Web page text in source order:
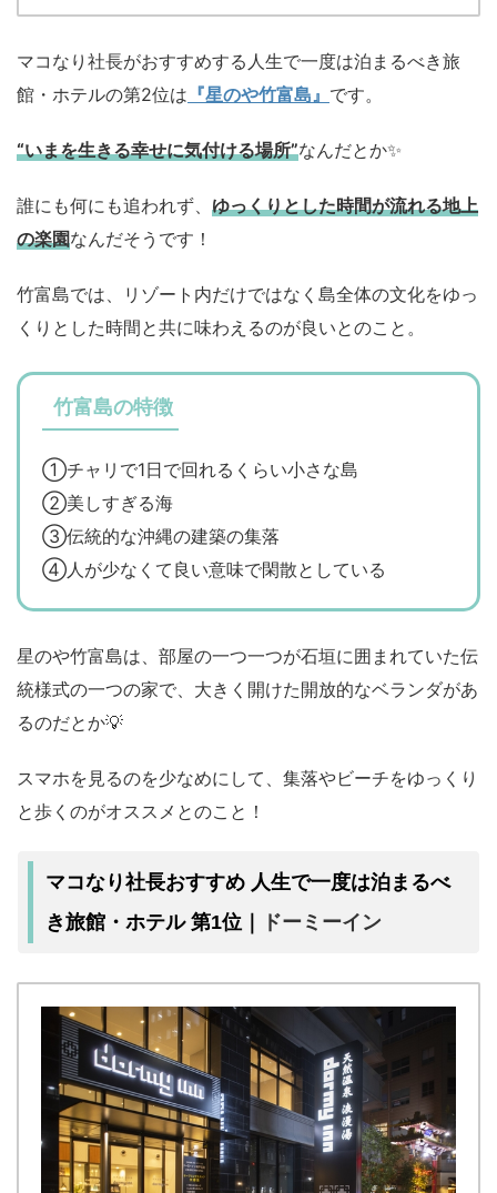
マコなり社長がおすすめする人生で一度は泊まるべき旅
館・ホテルの第2位は 『星のや竹富島』 です。
“いまを生きる幸せに気付ける場所”なんだとか✨
誰にも何にも追われず、 ゆっくりとした時間が流れる地上
の楽園なんだそうです！
竹富島では、リゾート内だけではなく島全体の文化をゆっ
くりとした時間と共に味わえるのが良いとのこと。
竹富島の特徴
①チャリで1日で回れるくらい小さな島
②美しすぎる海
③伝統的な沖縄の建築の集落
④人が少なくて良い意味で閑散としている
星のや竹富島は、部屋の一つ一つが石垣に囲まれていた伝
統様式の一つの家で、大きく開けた開放的なベランダがあ
るのだとか💡
スマホを見るのを少なめにして、集落やビーチをゆっくり
と歩くのがオススメとのこと！
マコなり社長おすすめ 人生で一度は泊まるべ
き旅館・ホテル 第1位｜
ドーミーイン